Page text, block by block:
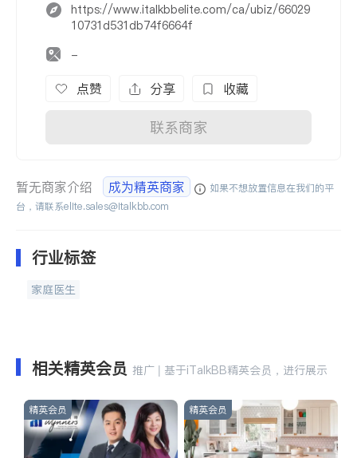
https://www.italkbbelite.com/ca/ubiz/66029
10731d531db74f6664f
-
点赞 分享 收藏
联系商家
暂无商家介绍 成为精英商家
如果不想放置信息在我们的平
台，请联系elite.sales@italkbb.com
行业标签
家庭医生
相关精英会员 推广 | 基于iTalkBB精英会员，进行展示
精英会员 精英会员